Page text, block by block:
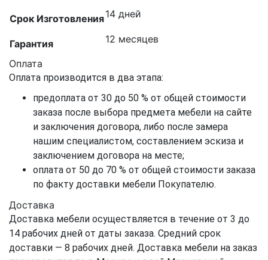
Срок Изготовления14 дней
Гарантия 12 месяцев
Оплата
Оплата производится в два этапа:
предоплата от 30 до 50 % от общей стоимости
заказа после выбора предмета мебели на сайте
и заключения договора, либо после замера
нашим специалистом, составлением эскиза и
заключением договора на месте;
оплата от 50 до 70 % от общей стоимости заказа
по факту доставки мебели Покупателю.
Доставка
Доставка мебели осуществляется в течение от 3 до
14 рабочих дней от даты заказа. Средний срок
доставки — 8 рабочих дней. Доставка мебели на заказ